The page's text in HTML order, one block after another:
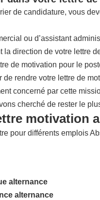
de candidature, vous
ou d’assistant
direction de votre lettre
de motivation pour le
de rendre votre lettre de
concerné par cette
cherché de rester le
motivation
pour différents emplois
alternance
alternance